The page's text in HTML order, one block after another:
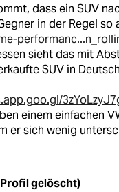
dass ein SUV
in der Regel so
sieht das mit
SUV in
einem einfachen
er sich wenig
gelöscht)